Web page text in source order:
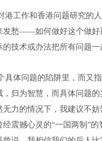
港工作和香港问题研究的
发愁——如何做好这个做好
技术或办法把所有问题一
具体问题的陷阱里，而又
归为智慧，而具体问题
力的情况下，我建议不
震撼心灵的“一国两制”